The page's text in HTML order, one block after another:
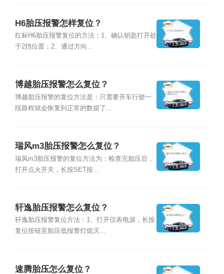
H6胎压报警怎样复位？
红标H6胎压报警复位的方法：1、确认钥匙打开处
于2挡位置；2、通过方向...
博越胎压报警怎么复位？
博越胎压报警的复位方法是：只需要开车行驶一
段路程就会恢复到正常的数据了...
瑞风m3胎压报警怎么复位？
瑞风m3胎压报警的复位方法为：检查完胎压后，
打开点火开关，长按SET按...
轩逸胎压报警怎么复位？
轩逸胎压报警复位方法：1、打开仪表电源，长按
复位按钮至胎压低报警灯熄灭...
速腾胎压怎么复位？